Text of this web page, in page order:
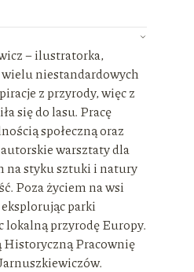
– ilustratorka,
niestandardowych
z przyrody, więc z
się do lasu. Pracę
społeczną oraz
warsztaty dla
na styku sztuki i natury
Poza życiem na wsi
parki
lokalną przyrodę Europy.
Historyczną Pracownię